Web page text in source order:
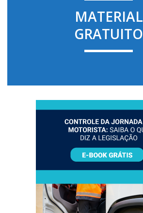
MATERIAL
GRATUITO